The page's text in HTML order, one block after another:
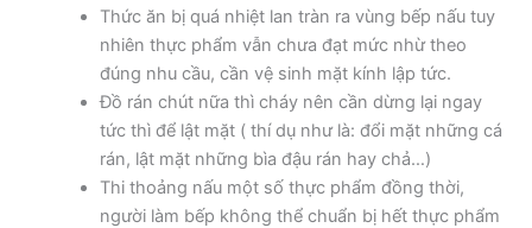
Thức ăn bị quá nhiệt lan tràn ra vùng bếp nấu tuy
nhiên thực phẩm vẫn chưa đạt mức nhừ theo
đúng nhu cầu, cần vệ sinh mặt kính lập tức.
Đồ rán chút nữa thì cháy nên cần dừng lại ngay
tức thì để lật mặt ( thí dụ như là: đổi mặt những cá
rán, lật mặt những bìa đậu rán hay chả…)
Thi thoảng nấu một số thực phẩm đồng thời,
người làm bếp không thể chuẩn bị hết thực phẩm